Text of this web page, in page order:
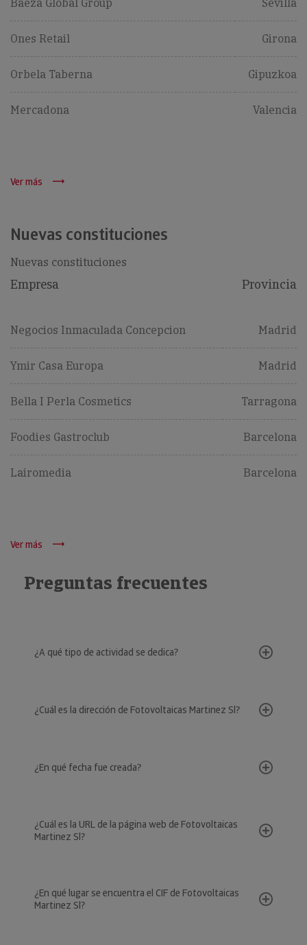
Baeza Global Group Sevilla
Ones Retail Girona
Orbela Taberna Gipuzkoa
Mercadona Valencia
Ver más
Nuevas constituciones
Nuevas constituciones
Empresa Provincia
Negocios Inmaculada Concepcion Madrid
Ymir Casa Europa Madrid
Bella I Perla Cosmetics Tarragona
Foodies Gastroclub Barcelona
Lairomedia Barcelona
Ver más
Preguntas frecuentes
¿A qué tipo de actividad se dedica?
¿Cuál es la dirección de Fotovoltaicas Martinez Sl?
¿En qué fecha fue creada?
¿Cuál es la URL de la página web de Fotovoltaicas
Martinez Sl?
¿En qué lugar se encuentra el CIF de Fotovoltaicas
Martinez Sl?